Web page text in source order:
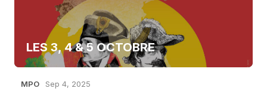
LES 3, 4 & 5 OCTOBRE
MPO Sep 4, 2025